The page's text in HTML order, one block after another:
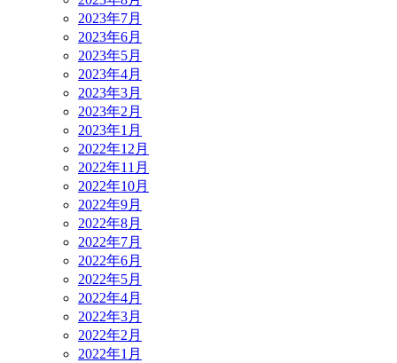
2023年7月
2023年6月
2023年5月
2023年4月
2023年3月
2023年2月
2023年1月
2022年12月
2022年11月
2022年10月
2022年9月
2022年8月
2022年7月
2022年6月
2022年5月
2022年4月
2022年3月
2022年2月
2022年1月